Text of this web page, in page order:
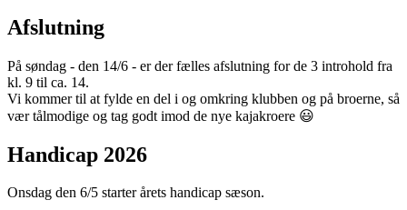
Afslutning
På søndag - den 14/6 - er der fælles afslutning for de 3 introhold fra
kl. 9 til ca. 14.
Vi kommer til at fylde en del i og omkring klubben og på broerne, så
vær tålmodige og tag godt imod de nye kajakroere 😃
Handicap 2026
Onsdag den 6/5 starter årets handicap sæson.